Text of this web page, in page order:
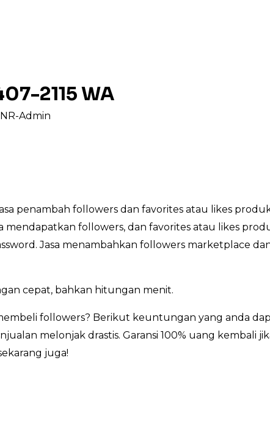
2115 WA
Admin
penambah followers dan favorites atau likes
mendapatkan followers, dan favorites atau likes
Jasa menambahkan followers marketplace
cepat, bahkan hitungan menit.
followers? Berikut keuntungan yang anda
melonjak drastis. Garansi 100% uang kembali
juga!